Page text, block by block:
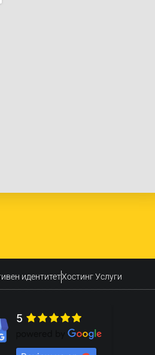
идентитетХостинг Услуги
5